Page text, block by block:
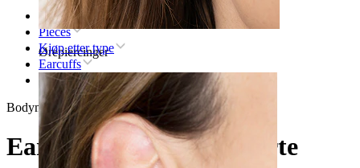
Ørepiercinger
Hjem
Pieces
Kjøp etter type
Earcuffs
Earcuff med filigranhjerte
Bodymod Moments
Earcuff med filigranhjerte